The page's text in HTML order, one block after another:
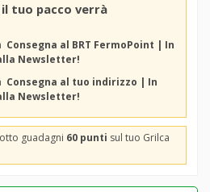
tuo pacco verrà
Consegna al BRT FermoPoint | In
Newsletter!
Consegna al tuo indirizzo | In
Newsletter!
guadagni 60 punti sul tuo Grilca